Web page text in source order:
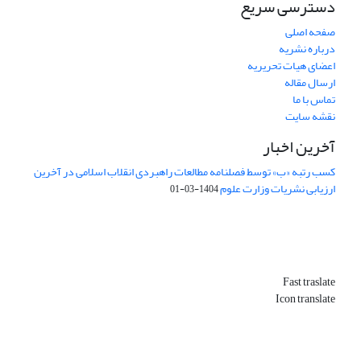
دسترسی سریع
صفحه اصلی
درباره نشریه
اعضای هیات تحریریه
ارسال مقاله
تماس با ما
نقشه سایت
آخرین اخبار
کسب رتبه «ب» توسط فصلنامه مطالعات راهبردی انقلاب اسلامی در آخرین
ارزیابی نشریات وزارت علوم1404-03-01
Fast traslate
Icon translate